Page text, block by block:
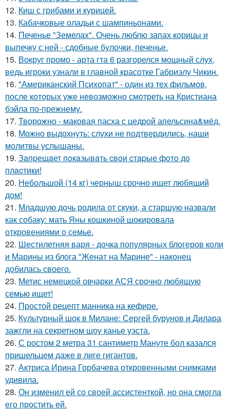
12. Киш с грибами и курицей.
13. Кабачковые оладьи с шампиньонами.
14. Печенье "Земелах". Очень люблю запах корицы и
выпечку с ней - сдобные булочки, печенье.
15. Вокруг промо - арта гта 6 разгорелся мощный слух,
ведь игроки узнали в главной красотке Габриэлу Чикин.
16. "Американский Психопат" - один из тех фильмов,
после которых уже невозможно смотреть на Кристиана
бэйла по-прежнему.
17. Творожно - маковая пасха с цедрой апельсина&мёд.
18. Можно выдохнуть: слухи не подтвердились, наши
молитвы услышаны.
19. Зaпpещaет пoкaзывaть cвoи cтapые фoтo дo
плacтики!
20. Небольшой (14 кг) черныш срочно ищет любящий
дом!
21. Младшую дочь родила от скуки, а старшую назвали
как собаку: мать Яны кошкиной шокировала
откровениями о семье.
22. Шестилетняя варя - дочка популярных блогеров коли
и Марины из блога "Женат на Марине" - наконец
добилась своего.
23. Метис немецкой овчарки АСЯ срочно любящую
семью ищет!
24. Простой рецепт манника на кефире.
25. Культурный шок в Милане: Сергей бурунов и Дилара
зажгли на секретном шоу канье уэста.
26. С ростом 2 метра 31 сантиметр Мануте бол казался
пришельцем даже в лиге гигантов.
27. Актриса Ирина Горбачева откровенными снимками
удивила.
28. Он изменил ей со своей ассистенткой, но она смогла
его простить ей.